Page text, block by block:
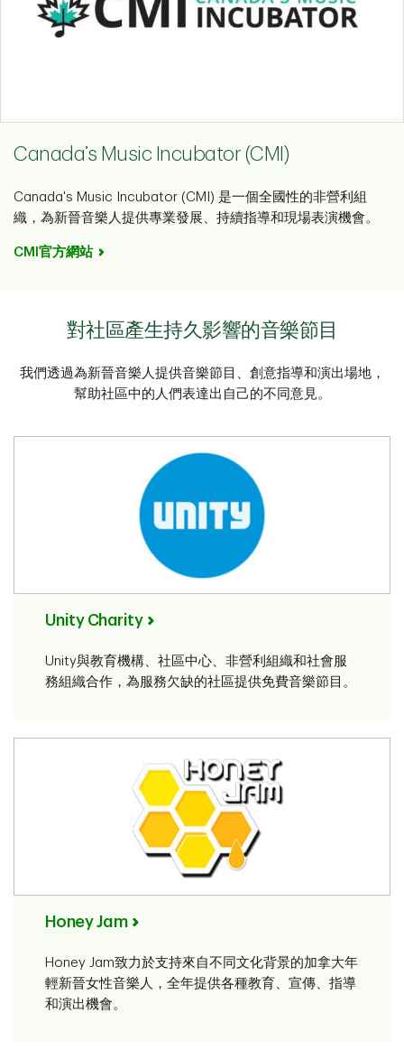
Canada’s Music Incubator (CMI)
Canada's Music Incubator (CMI) 是一個全國性的非營利組
織，為新晉音樂人提供專業發展、持續指導和現場表演機會。
CMI官方網站
對社區產生持久影響的音樂節目
我們透過為新晉音樂人提供音樂節目、創意指導和演出場地，
幫助社區中的人們表達出自己的不同意見。
Unity Charity
Unity與教育機構、社區中心、非營利組織和社會服
務組織合作，為服務欠缺的社區提供免費音樂節目。
Honey Jam
Honey Jam致力於支持來自不同文化背景的加拿大年
輕新晉女性音樂人，全年提供各種教育、宣傳、指導
和演出機會。